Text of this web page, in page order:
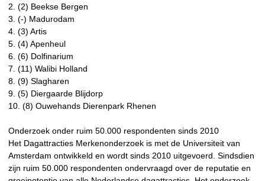
2. (2) Beekse Bergen
3. (-) Madurodam
4. (3) Artis
5. (4) Apenheul
6. (6) Dolfinarium
7. (11) Walibi Holland
8. (9) Slagharen
9. (5) Diergaarde Blijdorp
10. (8) Ouwehands Dierenpark Rhenen
Onderzoek onder ruim 50.000 respondenten sinds 2010
Het Dagattracties Merkenonderzoek is met de Universiteit van
Amsterdam ontwikkeld en wordt sinds 2010 uitgevoerd. Sindsdien
zijn ruim 50.000 respondenten ondervraagd over de reputatie en